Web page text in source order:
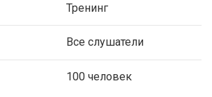
Тренинг
Все слушатели
100 человек